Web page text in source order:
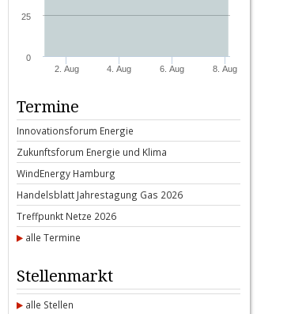
2. Aug 4. Aug 6. Aug 8. Aug
0
25
Termine
In­no­va­ti­ons­forum En­er­gie
Zu­kunfts­forum En­er­gie und Kli­ma
Wind­E­n­er­gy Ham­burg
Han­dels­blatt Jah­res­ta­gung Gas 2026
Treff­punkt Net­ze 2026
alle Termine
Stellenmarkt
alle Stellen